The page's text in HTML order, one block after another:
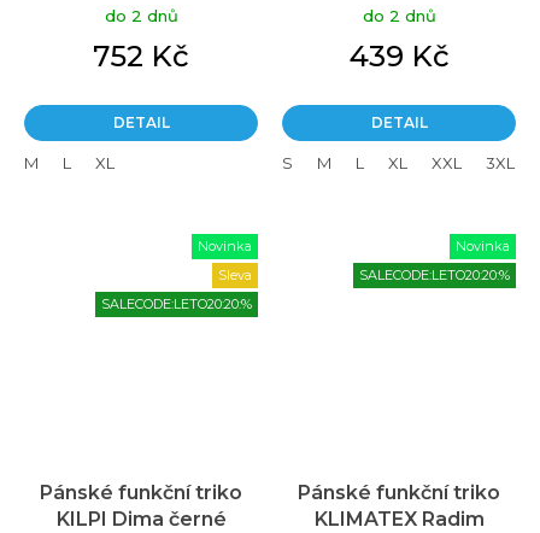
do 2 dnů
752 Kč
DETAIL
M L XL
do 2 dnů
439 Kč
DETAIL
S M L XL XXL 3XL
Novinka
Sleva
SALECODE:LETO20:20:%
Pánské funkční triko
KILPI Dima černé
Novinka
SALECODE:LETO20:20:%
Pánské funkční triko
KLIMATEX Radim